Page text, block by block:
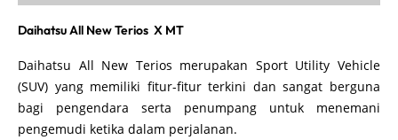
Daihatsu All New Terios X MT
Daihatsu All New Terios merupakan Sport Utility Vehicle
(SUV) yang memiliki fitur-fitur terkini dan sangat berguna
bagi pengendara serta penumpang untuk menemani
pengemudi ketika dalam perjalanan.